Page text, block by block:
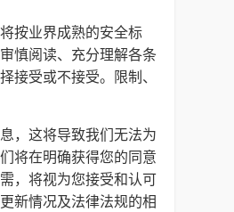
按业界成熟的安全标
慎阅读、充分理解各条
受或不接受。限制、
，这将导致我们无法为
将在明确获得您的同意
，将视为您接受和认可
新情况及法律法规的相